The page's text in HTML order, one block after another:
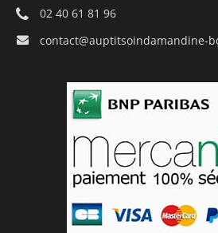
02 40 61 81 96
contact@auptitsoindamandine-